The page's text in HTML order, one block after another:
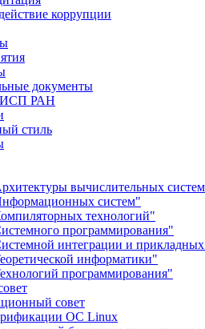
коррупции
документы
РАН
стиль
вычислительных
систем"
технологий"
программирования"
интеграции и
информатики"
программирования"
совет
ОС Linux